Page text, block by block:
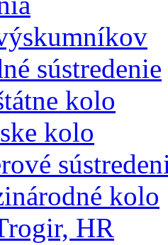
sústredenie
kolo
kolo
kolo
HR